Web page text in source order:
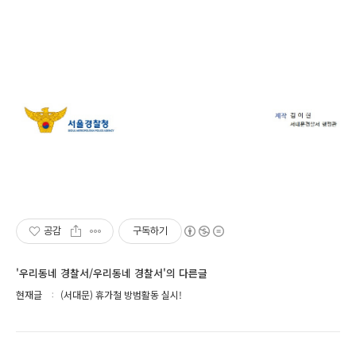
공감 구독하기
'우리동네 경찰서/우리동네 경찰서'의 다른글
현재글 (서대문) 휴가철 방범활동 실시!